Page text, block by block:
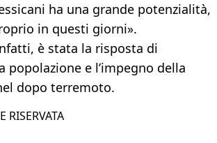
ha una grande potenzialità,
in questi giorni».
è stata la risposta di
popolazione e l’impegno della
dopo terremoto.
RISERVATA